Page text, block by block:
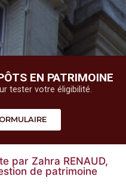
EN PATRIMOINE
tester votre éligibilité.
par Zahra RENAUD,
de patrimoine